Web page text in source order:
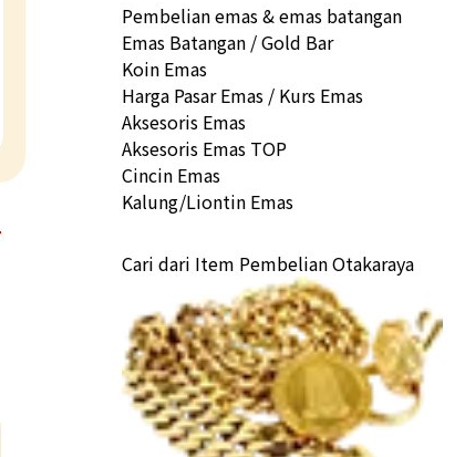
Pembelian emas & emas batangan
Emas Batangan / Gold Bar
Koin Emas
Harga Pasar Emas / Kurs Emas
Aksesoris Emas
Aksesoris Emas TOP
Cincin Emas
Kalung/Liontin Emas
Cari dari Item Pembelian Otakaraya